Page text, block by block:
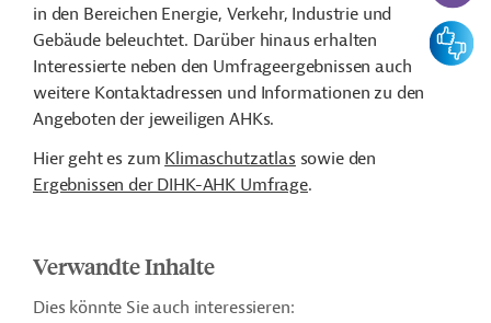
in den Bereichen Energie, Verkehr, Industrie und
Gebäude beleuchtet. Darüber hinaus erhalten
Interessierte neben den Umfrageergebnissen auch
weitere Kontaktadressen und Informationen zu den
Angeboten der jeweiligen AHKs.
Hier geht es zum Klimaschutzatlas sowie den
Ergebnissen der DIHK-AHK Umfrage.
Verwandte Inhalte
Dies könnte Sie auch interessieren: